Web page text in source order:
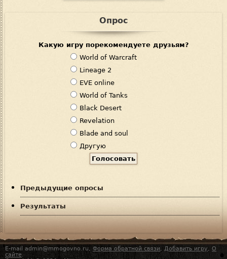
Опрос
Какую игру порекомендуете друзьям?
В
а
р
и
а
н
т
ы
World of Warcraft
Lineage 2
EVE online
World of Tanks
Black Desert
Revelation
Blade and soul
Другую
Предыдущие опросы
Результаты
E-mail admin@mmogovno.ru, Форма обратной связи, Добавить игру, О
сайте.